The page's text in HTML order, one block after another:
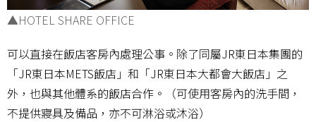
▲HOTEL SHARE OFFICE
可以直接在飯店客房內處理公事。除了同屬JR東日本集團的
「JR東日本METS飯店」和「JR東日本大都會大飯店」之
外，也與其他體系的飯店合作。（可使用客房內的洗手間，
不提供寢具及備品，亦不可淋浴或沐浴）